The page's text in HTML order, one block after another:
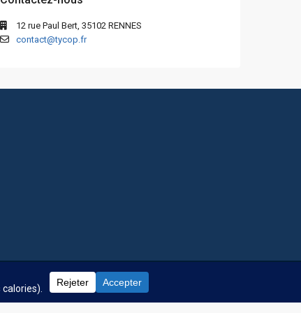
12 rue Paul Bert, 35102 RENNES
contact@tycop.fr
Nos tarifsNous rejoindre